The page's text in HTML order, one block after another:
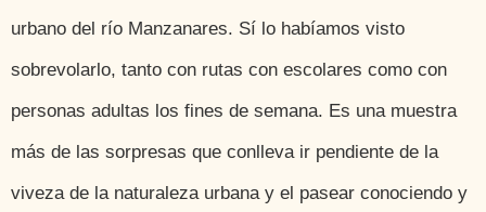
urbano del río Manzanares. Sí lo habíamos visto
sobrevolarlo, tanto con rutas con escolares como con
personas adultas los fines de semana. Es una muestra
más de las sorpresas que conlleva ir pendiente de la
viveza de la naturaleza urbana y el pasear conociendo y